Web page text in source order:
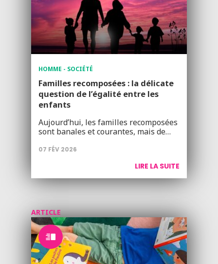
HOMME - SOCIÉTÉ
Familles recomposées : la délicate
question de l’égalité entre les
enfants
Aujourd’hui, les familles recomposées
sont banales et courantes, mais de…
07 FÉV 2026
LIRE LA SUITE
ARTICLE